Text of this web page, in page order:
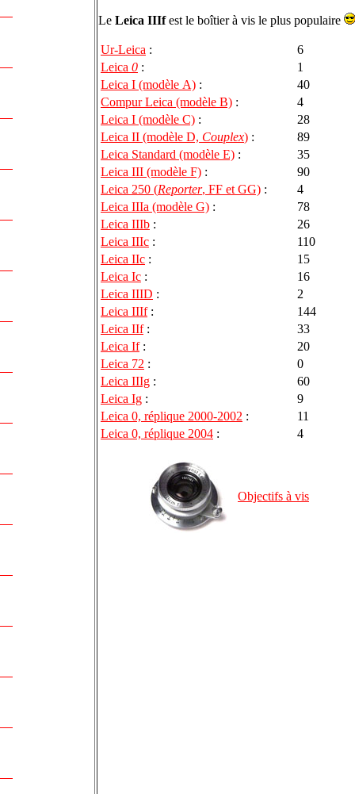
Le Leica IIIfest le boîtier à vis le plus populaire
Ur-Leica :
6
Leica 0 :
1
Leica I (modèle A) :
40
Compur Leica (modèle B) :
4
Leica I (modèle C) :
28
Leica II (modèle D, Couplex) :
89
Leica Standard (modèle E) :
35
Leica III (modèle F) :
90
Leica 250 (Reporter, FF et GG) :
4
Leica IIIa (modèle G) :
78
Leica IIIb :
26
Leica IIIc :
110
Leica IIc :
15
Leica Ic :
16
Leica IIID :
2
Leica IIIf:
144
Leica IIf:
33
Leica If:
20
Leica 72 :
0
Leica IIIg :
60
Leica Ig :
9
Leica 0, réplique 2000-2002 :
11
Leica 0, réplique 2004 : 4
Objectifs à vis